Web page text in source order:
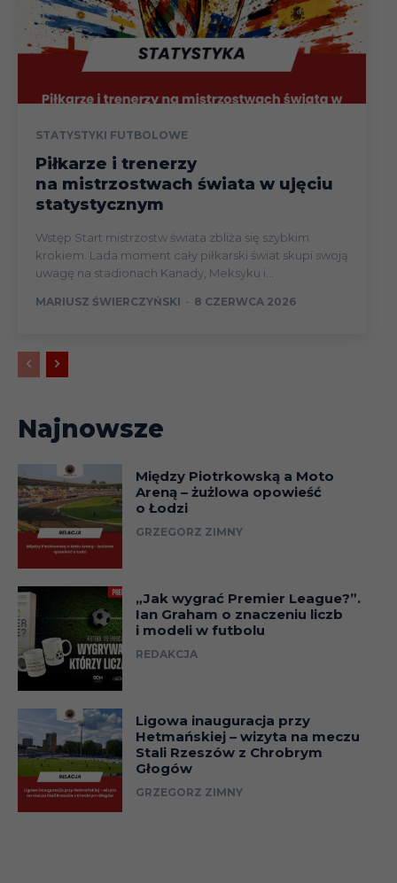
STATYSTYKI FUTBOLOWE
Piłkarze i trenerzy
na mistrzostwach świata w ujęciu
statystycznym
Wstęp Start mistrzostw świata zbliża się szybkim
krokiem. Lada moment cały piłkarski świat skupi swoją
uwagę na stadionach Kanady, Meksyku i...
MARIUSZ ŚWIERCZYŃSKI - 8 CZERWCA 2026
Najnowsze
Między Piotrkowską a Moto
Areną – żużlowa opowieść
o Łodzi
GRZEGORZ ZIMNY
„Jak wygrać Premier League?”.
Ian Graham o znaczeniu liczb
i modeli w futbolu
REDAKCJA
Ligowa inauguracja przy
Hetmańskiej – wizyta na meczu
Stali Rzeszów z Chrobrym
Głogów
GRZEGORZ ZIMNY